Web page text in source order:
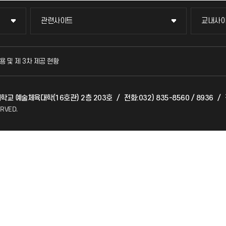
관련사이트
관련사이트
국방헬프콜
산학협력단
교내사
교내사
교수회
국제교
및 제 3차 제공 현황
교 예술체육대학(16호관) 2층 203호 / 전화:032) 835-8560 / 8936 /